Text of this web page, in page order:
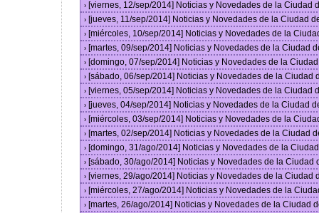
› [viernes, 12/sep/2014] Noticias y Novedades de la Ciudad
› [jueves, 11/sep/2014] Noticias y Novedades de la Ciudad
› [miércoles, 10/sep/2014] Noticias y Novedades de la
› [martes, 09/sep/2014] Noticias y Novedades de la Ciudad
› [domingo, 07/sep/2014] Noticias y Novedades de la
› [sábado, 06/sep/2014] Noticias y Novedades de la Ciudad
› [viernes, 05/sep/2014] Noticias y Novedades de la Ciudad
› [jueves, 04/sep/2014] Noticias y Novedades de la Ciudad
› [miércoles, 03/sep/2014] Noticias y Novedades de la
› [martes, 02/sep/2014] Noticias y Novedades de la Ciudad
› [domingo, 31/ago/2014] Noticias y Novedades de la
› [sábado, 30/ago/2014] Noticias y Novedades de la Ciudad
› [viernes, 29/ago/2014] Noticias y Novedades de la Ciudad
› [miércoles, 27/ago/2014] Noticias y Novedades de la
› [martes, 26/ago/2014] Noticias y Novedades de la Ciudad